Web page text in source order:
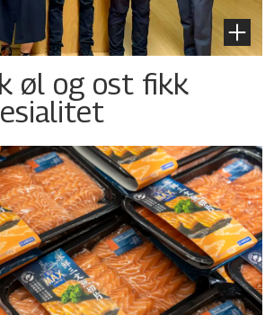
øl og ost fikk